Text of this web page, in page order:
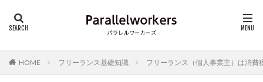
HOME フリーランス基礎知識 フリーランス（個人事業主）は消